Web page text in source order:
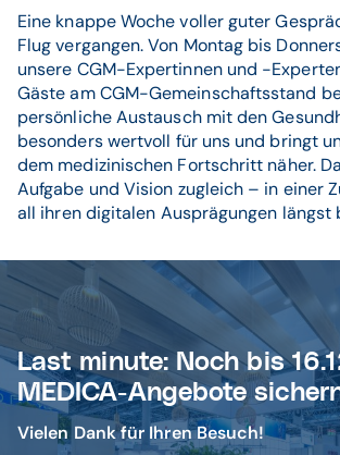
Eine knappe Woche voller guter
Flug vergangen. Von Montag bis
unsere CGM-Expertinnen und -
Gäste am CGM-Gemeinschaftsstand
persönliche Austausch mit den
besonders wertvoll für uns und bringt
dem medizinischen Fortschritt näher.
Aufgabe und Vision zugleich – in einer
all ihren digitalen Ausprägungen längst
Last minute: Noch bis
MEDICA-Angebote
Vielen Dank für Ihren Besuch!